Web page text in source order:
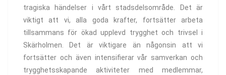
tragiska händelser i vårt stadsdelsområde. Det är
viktigt att vi, alla goda krafter, fortsätter arbeta
tillsammans för ökad upplevd trygghet och trivsel i
Skärholmen. Det är viktigare än någonsin att vi
fortsätter och även intensifierar vår samverkan och
trygghetsskapande aktiviteter med medlemmar,